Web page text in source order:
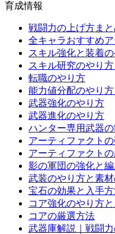
育成情報
戦闘力の上げ方まと
全キャラおすすめ
スキル強化と装着
スキル研究のやり
転職のやり方
能力値分配のやり
武器強化のやり方
武器進化のやり方
ハンター専用武器
アーティファクト
アーティファクト
影の軍団の強化と
武装のやり方と素
宝石の効果と入手
コア強化のやり方
コアの厳選方法
武器庫解説｜戦闘